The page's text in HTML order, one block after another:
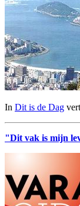
In Dit is de Dag
"Dit vak is mijn